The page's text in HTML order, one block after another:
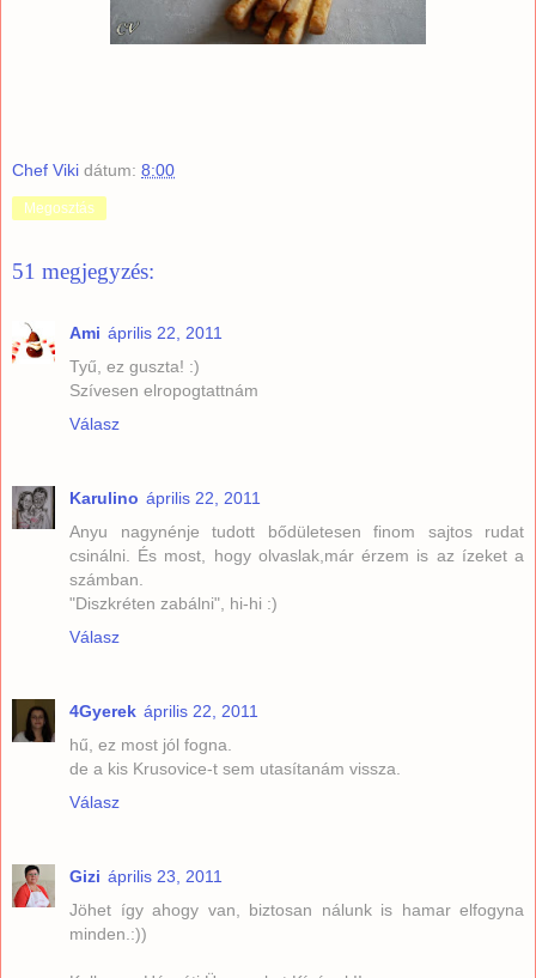
Chef Viki dátum: 8:00
Megosztás
51 megjegyzés:
Ami április 22, 2011
Tyű, ez guszta! :)
Szívesen elropogtattnám
Válasz
Karulino április 22, 2011
Anyu nagynénje tudott bődületesen finom sajtos rudat
csinálni. És most, hogy olvaslak,már érzem is az ízeket a
számban.
"Diszkréten zabálni", hi-hi :)
Válasz
4Gyerek április 22, 2011
hű, ez most jól fogna.
de a kis Krusovice-t sem utasítanám vissza.
Válasz
Gizi április 23, 2011
Jöhet így ahogy van, biztosan nálunk is hamar elfogyna
minden.:))